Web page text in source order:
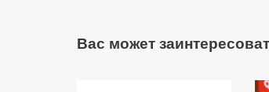
Вас может